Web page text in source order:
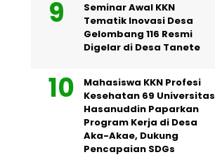
Seminar Awal KKN
Tematik Inovasi Desa
Gelombang 116 Resmi
Digelar di Desa Tanete
Mahasiswa KKN Profesi
Kesehatan 69 Universitas
Hasanuddin Paparkan
Program Kerja di Desa
Aka-Akae, Dukung
Pencapaian SDGs